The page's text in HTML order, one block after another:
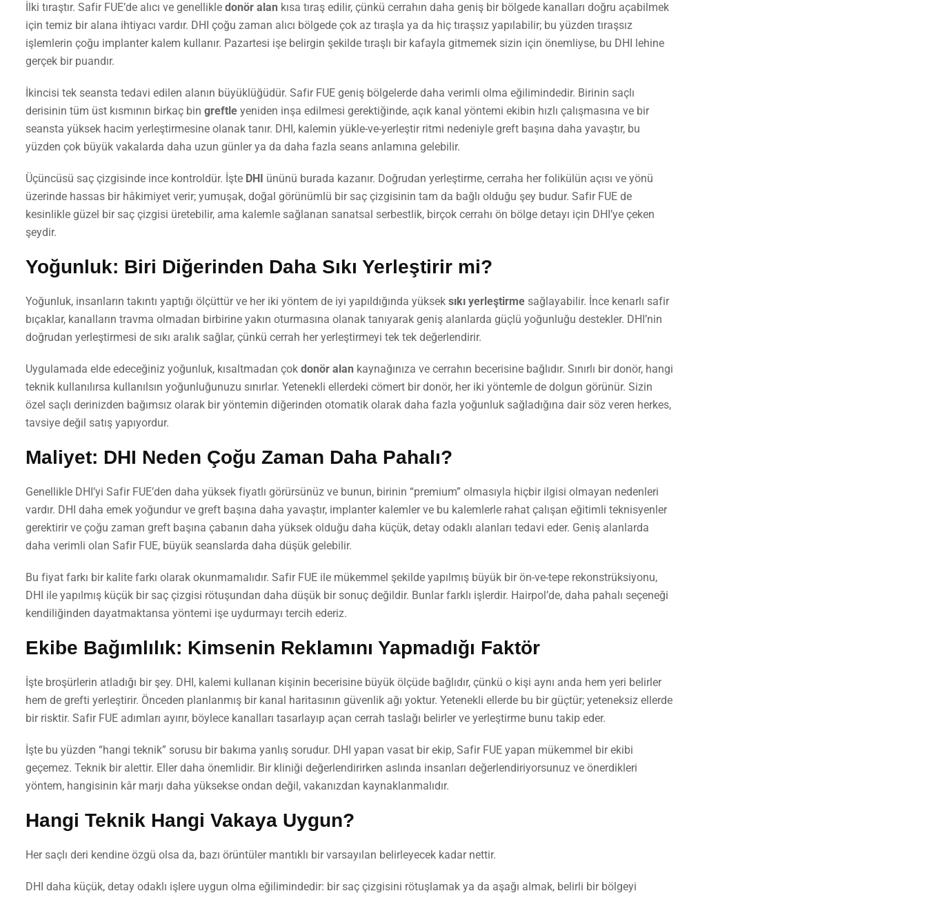
İlki tıraştır. Safir FUE’de alıcı ve genellikle donör alan kısa tıraş edilir, çünkü cerrahın daha geniş bir bölgede kanalları doğru açabilmek
için temiz bir alana ihtiyacı vardır. DHI çoğu zaman alıcı bölgede çok az tıraşla ya da hiç tıraşsız yapılabilir; bu yüzden tıraşsız
işlemlerin çoğu implanter kalem kullanır. Pazartesi işe belirgin şekilde tıraşlı bir kafayla gitmemek sizin için önemliyse, bu DHI lehine
gerçek bir puandır.
İkincisi tek seansta tedavi edilen alanın büyüklüğüdür. Safir FUE geniş bölgelerde daha verimli olma eğilimindedir. Birinin saçlı
derisinin tüm üst kısmının birkaç bin greftle yeniden inşa edilmesi gerektiğinde, açık kanal yöntemi ekibin hızlı çalışmasına ve bir
seansta yüksek hacim yerleştirmesine olanak tanır. DHI, kalemin yükle-ve-yerleştir ritmi nedeniyle greft başına daha yavaştır, bu
yüzden çok büyük vakalarda daha uzun günler ya da daha fazla seans anlamına gelebilir.
Üçüncüsü saç çizgisinde ince kontroldür. İşte DHI ününü burada kazanır. Doğrudan yerleştirme, cerraha her folikülün açısı ve yönü
üzerinde hassas bir hâkimiyet verir; yumuşak, doğal görünümlü bir saç çizgisinin tam da bağlı olduğu şey budur. Safir FUE de
kesinlikle güzel bir saç çizgisi üretebilir, ama kalemle sağlanan sanatsal serbestlik, birçok cerrahı ön bölge detayı için DHI’ye çeken
şeydir.
Yoğunluk: Biri Diğerinden Daha Sıkı Yerleştirir mi?
Yoğunluk, insanların takıntı yaptığı ölçüttür ve her iki yöntem de iyi yapıldığında yüksek sıkı yerleştirme sağlayabilir. İnce kenarlı safir
bıçaklar, kanalların travma olmadan birbirine yakın oturmasına olanak tanıyarak geniş alanlarda güçlü yoğunluğu destekler. DHI’nin
doğrudan yerleştirmesi de sıkı aralık sağlar, çünkü cerrah her yerleştirmeyi tek tek değerlendirir.
Uygulamada elde edeceğiniz yoğunluk, kısaltmadan çok donör alan kaynağınıza ve cerrahın becerisine bağlıdır. Sınırlı bir donör, hangi
teknik kullanılırsa kullanılsın yoğunluğunuzu sınırlar. Yetenekli ellerdeki cömert bir donör, her iki yöntemle de dolgun görünür. Sizin
özel saçlı derinizden bağımsız olarak bir yöntemin diğerinden otomatik olarak daha fazla yoğunluk sağladığına dair söz veren herkes,
tavsiye değil satış yapıyordur.
Maliyet: DHI Neden Çoğu Zaman Daha Pahalı?
Genellikle DHI’yi Safir FUE’den daha yüksek fiyatlı görürsünüz ve bunun, birinin “premium” olmasıyla hiçbir ilgisi olmayan nedenleri
vardır. DHI daha emek yoğundur ve greft başına daha yavaştır, implanter kalemler ve bu kalemlerle rahat çalışan eğitimli teknisyenler
gerektirir ve çoğu zaman greft başına çabanın daha yüksek olduğu daha küçük, detay odaklı alanları tedavi eder. Geniş alanlarda
daha verimli olan Safir FUE, büyük seanslarda daha düşük gelebilir.
Bu fiyat farkı bir kalite farkı olarak okunmamalıdır. Safir FUE ile mükemmel şekilde yapılmış büyük bir ön-ve-tepe rekonstrüksiyonu,
DHI ile yapılmış küçük bir saç çizgisi rötuşundan daha düşük bir sonuç değildir. Bunlar farklı işlerdir. Hairpol’de, daha pahalı seçeneği
kendiliğinden dayatmaktansa yöntemi işe uydurmayı tercih ederiz.
Ekibe Bağımlılık: Kimsenin Reklamını Yapmadığı Faktör
İşte broşürlerin atladığı bir şey. DHI, kalemi kullanan kişinin becerisine büyük ölçüde bağlıdır, çünkü o kişi aynı anda hem yeri belirler
hem de grefti yerleştirir. Önceden planlanmış bir kanal haritasının güvenlik ağı yoktur. Yetenekli ellerde bu bir güçtür; yeteneksiz ellerde
bir risktir. Safir FUE adımları ayırır, böylece kanalları tasarlayıp açan cerrah taslağı belirler ve yerleştirme bunu takip eder.
İşte bu yüzden “hangi teknik” sorusu bir bakıma yanlış sorudur. DHI yapan vasat bir ekip, Safir FUE yapan mükemmel bir ekibi
geçemez. Teknik bir alettir. Eller daha önemlidir. Bir kliniği değerlendirirken aslında insanları değerlendiriyorsunuz ve önerdikleri
yöntem, hangisinin kâr marjı daha yüksekse ondan değil, vakanızdan kaynaklanmalıdır.
Hangi Teknik Hangi Vakaya Uygun?
Her saçlı deri kendine özgü olsa da, bazı örüntüler mantıklı bir varsayılan belirleyecek kadar nettir.
DHI daha küçük, detay odaklı işlere uygun olma eğilimindedir: bir saç çizgisini rötuşlamak ya da aşağı almak, belirli bir bölgeyi